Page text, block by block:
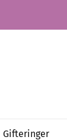
Gifteringer